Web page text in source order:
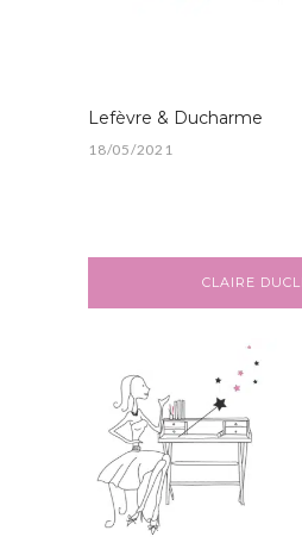
Lefèvre & Ducharme
18/05/2021
CLAIRE